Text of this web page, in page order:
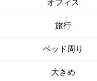
オフィス
旅行
ベッド周り
大きめ